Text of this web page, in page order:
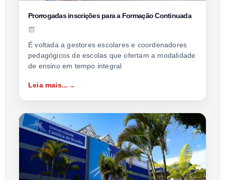
Prorrogadas inscrições para a Formação Continuada
É voltada a gestores escolares e coordenadores
pedagógicos de escolas que ofertam a modalidade
de ensino em tempo integral
Leia mais...